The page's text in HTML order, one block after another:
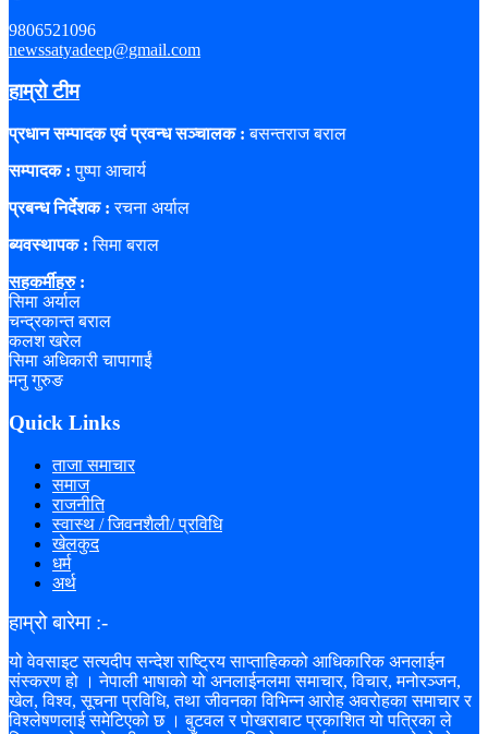
9806521096
newssatyadeep@gmail.com
हाम्रो टीम
प्रधान सम्पादक एवं प्रवन्ध सञ्चालक : बसन्तराज बराल
सम्पादक : पुष्पा आचार्य
प्रबन्ध निर्देशक : रचना अर्याल
ब्यवस्थापक : सिमा बराल
सहकर्मीहरु:
सिमा अर्याल
चन्द्रकान्त बराल
कलश खरेल
सिमा अधिकारी चापागाईं
मनु गुरुङ
Quick Links
ताजा समाचार
समाज
राजनीति
स्वास्थ / जिवनशैली/ प्रविधि
खेलकुद
धर्म
अर्थ
हाम्रो बारेमा :-
यो वेवसाइट सत्यदीप सन्देश राष्ट्रिय साप्ताहिकको आधिकारिक अनलाईन
संस्करण हो । नेपाली भाषाको यो अनलाईनलमा समाचार, विचार, मनोरञ्जन,
खेल, विश्व, सूचना प्रविधि, तथा जीवनका विभिन्न आरोह अवरोहका समाचार र
विश्लेषणलाई समेटिएको छ । बुटवल र पोखराबाट प्रकाशित यो पत्रिका ले